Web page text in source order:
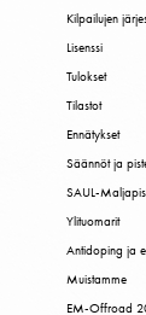
Kilpailujen
Lisenssi
Tulokset
Tilastot
Ennätykset
Säännöt ja
SAUL-
Ylituomarit
Antidoping ja
Muistamme
EM-Offroad